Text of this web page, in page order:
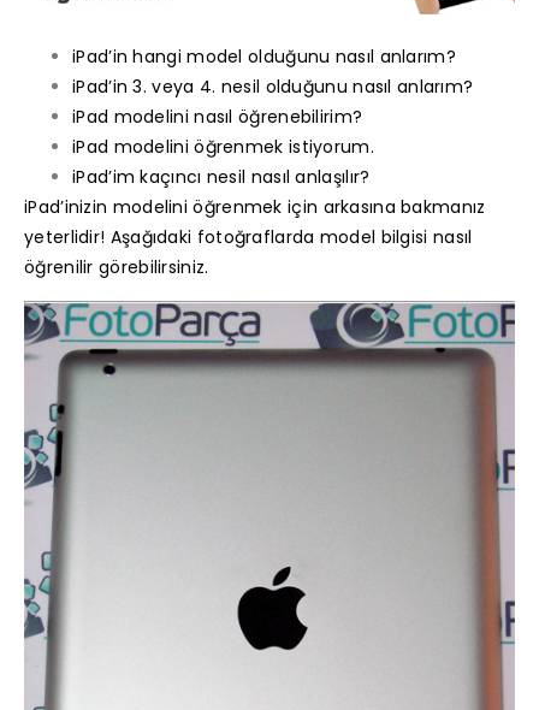
iPad’in hangi model olduğunu nasıl anlarım?
iPad’in 3. veya 4. nesil olduğunu nasıl anlarım?
iPad modelini nasıl öğrenebilirim?
iPad modelini öğrenmek istiyorum.
iPad’im kaçıncı nesil nasıl anlaşılır?
iPad’inizin modelini öğrenmek için arkasına bakmanız
yeterlidir! Aşağıdaki fotoğraflarda model bilgisi nasıl
öğrenilir görebilirsiniz.